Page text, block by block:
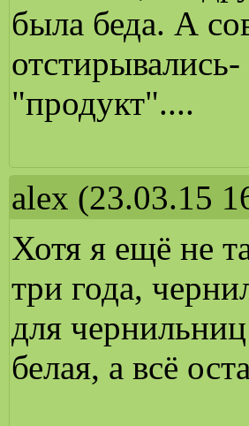
была беда. А
"продукт"....
alex (23.03.15
Хотя я ещё не
три года,
для
белая, а всё